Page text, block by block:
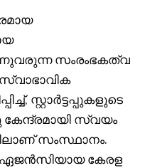
സംരംഭകത്വ
സ്റ്റാർട്ടപ്പുകളുടെ
സ്വയം
സംസ്ഥാനം.
ഏജൻസിയായ കേരള